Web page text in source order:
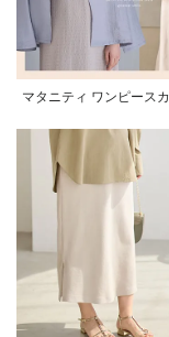
マタニティ ワンピース